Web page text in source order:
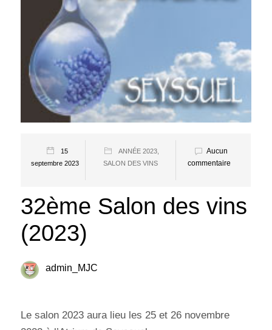
15
septembre 2023
ANNÉE 2023,
SALON DES VINS
Aucun
commentaire
32ème Salon des vins
(2023)
admin_MJC
Le salon 2023 aura lieu les 25 et 26 novembre